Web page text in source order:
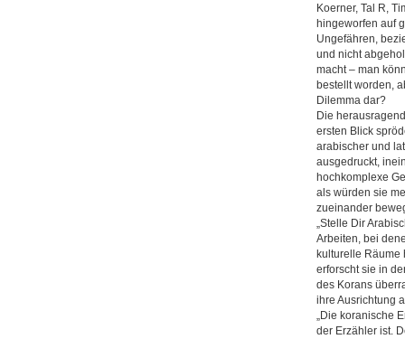
Koerner, Tal R,
hingeworfen auf
Ungefähren,
und nicht
macht – man
bestellt worden,
Dilemma dar?
Die
ersten Blick
arabischer und
ausgedruckt,
hochkomplexe
als würden sie
zueinander
„Stelle Dir
Arbeiten, bei
kulturelle
erforscht sie in
des Korans
ihre Ausrichtung
„Die koranische
der Erzähler ist.